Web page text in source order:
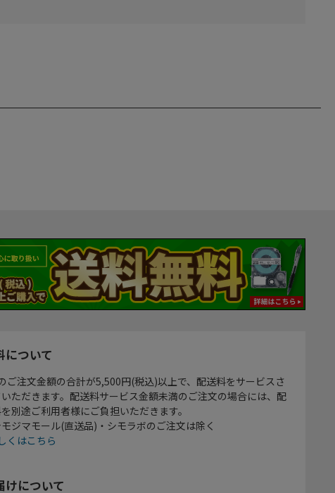
について
ご注文金額の合計が5,500円(税込)以上で、配送料をサービスさ
ただきます。配送料サービス金額未満のご注文の場合には、配
別途ご利用者様にご負担いただきます。
ジマモール(直送品)・シモラボのご注文は除く
くはこちら
けについて